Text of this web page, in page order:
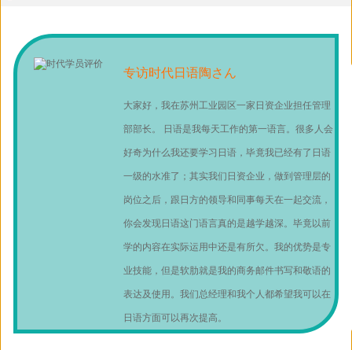
专访时代日语陶さん
大家好，我在苏州工业园区一家日资企业担任管理
部部长。 日语是我每天工作的第一语言。很多人会
好奇为什么我还要学习日语，毕竟我已经有了日语
一级的水准了；其实我们日资企业，做到管理层的
岗位之后，跟日方的领导和同事每天在一起交流，
你会发现日语这门语言真的是越学越深。毕竟以前
学的内容在实际运用中还是有所欠。我的优势是专
业技能，但是软肋就是我的商务邮件书写和敬语的
表达及使用。我们总经理和我个人都希望我可以在
日语方面可以再次提高。